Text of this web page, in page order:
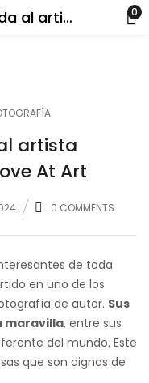
Damos la bienvenida al artista Miguel Vallinas a For Love At Art 0
artista
At Art
0 COMMENTS
de toda
en uno de los
de autor. Sus
maravilla, entre sus
del mundo. Este
que son dignas de